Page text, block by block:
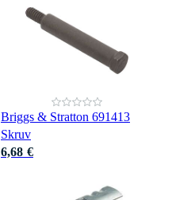
Briggs & Stratton 691413
Skruv
6,68 €